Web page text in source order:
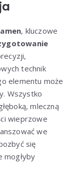
, kluczowe
technik
elementu może
Wszystko
mleczną
wieprzowe
we
się
mogłyby